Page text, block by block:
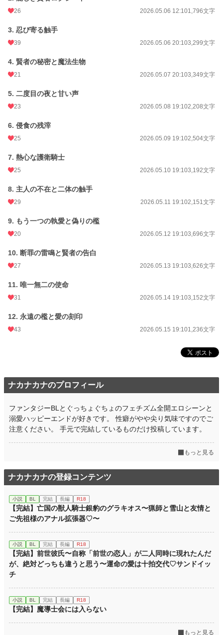
小説
BL 1,421 位 / 31,381 件
お気に入り
24h.ポイント 191 pt
更新日時 2026.05.15 19:10
初回完結日時
月間ポイント
年間ポイント 28,211 pt (15,783 位)
累計ポイント
26 2026.05.06 12:101,796文字
3. 忍び寄る触手
39 2026.05.06 20:103,299文字
4. 賢者の秘密と魔法生物
21 2026.05.07 20:103,349文字
5. 二度目の夜と甘い声
23 2026.05.08 19:102,208文字
6. 侵食の残滓
25 2026.05.09 19:102,504文字
7. 熱心な護衛騎士
25 2026.05.10 19:103,192文字
8. 主人の不在と二体の触手
29 2026.05.11 19:102,151文字
9. もう一つの執愛と偽りの檻
20 2026.05.12 19:103,696文字
10. 断罪の雷鳴と賢者の告白
27 2026.05.13 19:103,626文字
11. 唯一無二の使命
31 2026.05.14 19:103,152文字
12. 永遠の檻と愛の刻印
43 2026.05.15 19:101,236文字
ナカナカナのプロフィール
ファンタジーBLとぐっちょぐちょのフェチズム全開エロシーンと
溺愛ハッピーエンドが好きです。 性癖がやや尖り気味ですのでご
注意ください。 手元で完結しているものだけ投稿しています。
もっと見る
ナカナカナの登録コンテンツ
小説 BL 完結 長編 R18
【完結】亡国の獣人騎士銀豹のグラキオス〜猟師と雪山と友情と
ご先祖様のアナル拡張器♡〜
小説 BL 完結 長編 R18
【完結】前世彼氏〜自称「前世の恋人」が二人同時に現れたんだ
が、絶対どっちも違うと思う〜運命の愛は十拍交代♡サンドイッ
チ
小説 BL 完結 長編 R18
【完結】魔導士会には入らない
もっと見る